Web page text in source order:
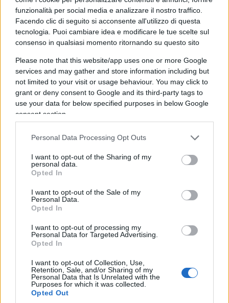
funzionalità per social media e analizzare il nostro traffico.
Facendo clic di seguito si acconsente all'utilizzo di questa
tecnologia. Puoi cambiare idea e modificare le tue scelte sul
consenso in qualsiasi momento ritornando su questo sito
Please note that this website/app uses one or more Google
services and may gather and store information including but
not limited to your visit or usage behaviour. You may click to
grant or deny consent to Google and its third-party tags to
use your data for below specified purposes in below Google
consent section.
Personal Data Processing Opt Outs
I want to opt-out of the Sharing of my
personal data.
Opted In
I want to opt-out of the Sale of my
Personal Data.
Opted In
I want to opt-out of processing my
Personal Data for Targeted Advertising.
Opted In
I want to opt-out of Collection, Use,
Retention, Sale, and/or Sharing of my
Personal Data that Is Unrelated with the
Purposes for which it was collected.
Opted Out
dell’entourage socialista, pur senza chiamare in
causa personalmente il premier. Forse, prima di
dichiarare guerra diplomatica all’Italia, ci sarebbe
abbastanza materiale di cui occuparsi a Madrid.
Ma il punto politico resta un altro. Meloni e
Sanchezincarnano ormai due strade. La prima
dice che l’immigrazione irregolare si combatte
prima che diventi ingestibile, rafforzando le
continua a vedere con sospetto proprio quella
deterrenza, salvo poi scoprire che quando decine
di migliaia di persone si presentano
barriere, poliziotti, guardie civili e rimpatri. È qui
Ceuta diventa molto più di Ceuta
la sinistra europea ha accusato i governi
conservatori di costruire muri, evocare emergenze
improvvisamente tutti scoprono l’utilità dei
confini.